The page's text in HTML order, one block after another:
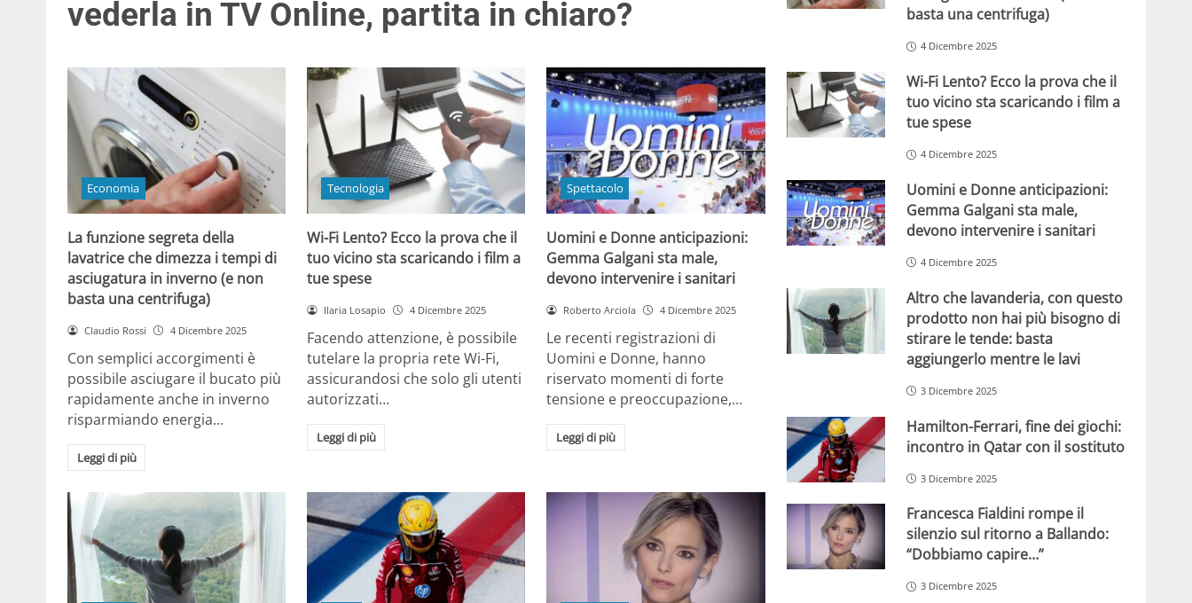
vederla in TV Online, partita in chiaro?
Economia
La funzione segreta della
lavatrice che dimezza i tempi di
asciugatura in inverno (e non
basta una centrifuga)
Claudio Rossi 4 Dicembre 2025
Con semplici accorgimenti è
possibile asciugare il bucato più
rapidamente anche in inverno
risparmiando energia…
Leggi di più
Tecnologia
Wi-Fi Lento? Ecco la prova che il
tuo vicino sta scaricando i film a
tue spese
Ilaria Losapio 4 Dicembre 2025
Facendo attenzione, è possibile
tutelare la propria rete Wi-Fi,
assicurandosi che solo gli utenti
autorizzati…
Leggi di più
Spettacolo
Uomini e Donne anticipazioni:
Gemma Galgani sta male,
devono intervenire i sanitari
Roberto Arciola 4 Dicembre 2025
Le recenti registrazioni di
Uomini e Donne, hanno
riservato momenti di forte
tensione e preoccupazione,…
Leggi di più
basta una centrifuga)
4 Dicembre 2025
Wi-Fi Lento? Ecco la prova che il
tuo vicino sta scaricando i film a
tue spese
4 Dicembre 2025
Uomini e Donne anticipazioni:
Gemma Galgani sta male,
devono intervenire i sanitari
4 Dicembre 2025
Altro che lavanderia, con questo
prodotto non hai più bisogno di
stirare le tende: basta
aggiungerlo mentre le lavi
3 Dicembre 2025
Hamilton-Ferrari, fine dei giochi:
incontro in Qatar con il sostituto
3 Dicembre 2025
Francesca Fialdini rompe il
silenzio sul ritorno a Ballando:
“Dobbiamo capire…”
3 Dicembre 2025